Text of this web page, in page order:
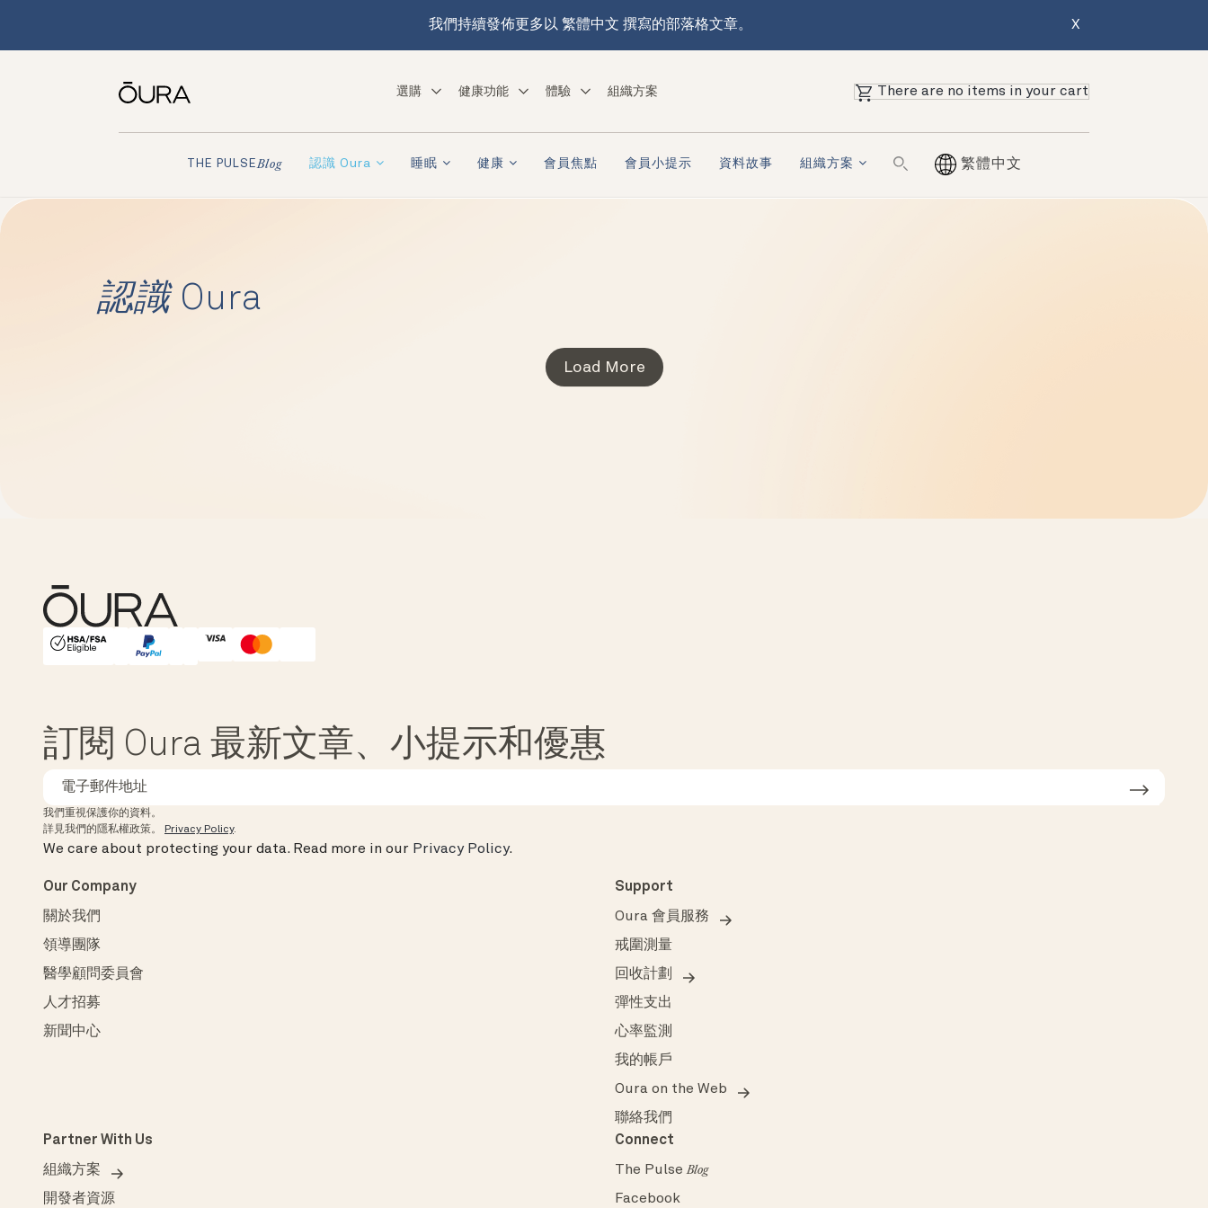
我們持續發佈更多以 繁體中文 撰寫的部落格文章。 X
選購 健康功能 體驗 組織方案 There are no items in your cart
THE PULSEBlog 認識 Oura 睡眠 健康 會員焦點 會員小提示 資料故事 組織方案 繁體中文
認識Oura
Load More
HSA/FSA Eligible
Affirm
訂閱 Oura 最新文章、小提示和優惠
我們重視保護你的資料。
詳見我們的隱私權政策。
Privacy Policy.
We care about protecting your data. Read more in our Privacy Policy.
Our Company
關於我們
領導團隊
醫學顧問委員會
人才招募
新聞中心
Support
Oura 會員服務
戒圍測量
回收計劃
彈性支出
心率監測
我的帳戶
Oura on the Web
聯絡我們
Partner With Us
組織方案
開發者資源
Connect
The PulseBlog
Facebook